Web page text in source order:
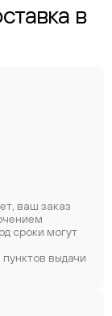
в
ваш заказ
сроки могут
выдачи